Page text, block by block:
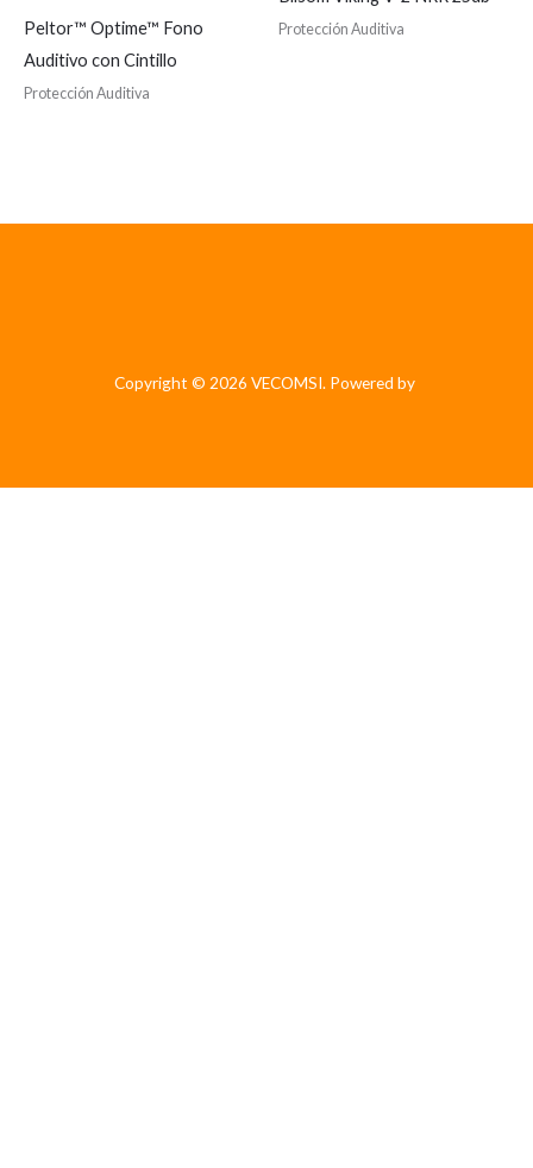
Peltor™ Optime™ Fono
Auditivo con Cintillo
Protección Auditiva
Protección Auditiva
Copyright © 2026 VECOMSI. Powered by